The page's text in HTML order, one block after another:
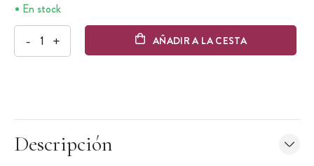
En stock
- + AÑADIR A LA CESTA
Descripción